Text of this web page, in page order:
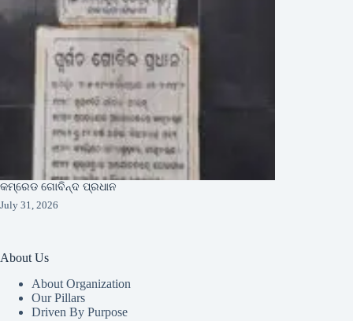
କମ୍ରେଡ ଗୋବିନ୍ଦ ପ୍ରଧାନ
July 31, 2026
About Us
About Organization
Our Pillars
Driven By Purpose​